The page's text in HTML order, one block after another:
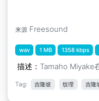
来源 Freesound
wav 1 MB 1358 kbps
描述： Tamaho Miyake
Tag: 吉隆坡 纹理 吉隆